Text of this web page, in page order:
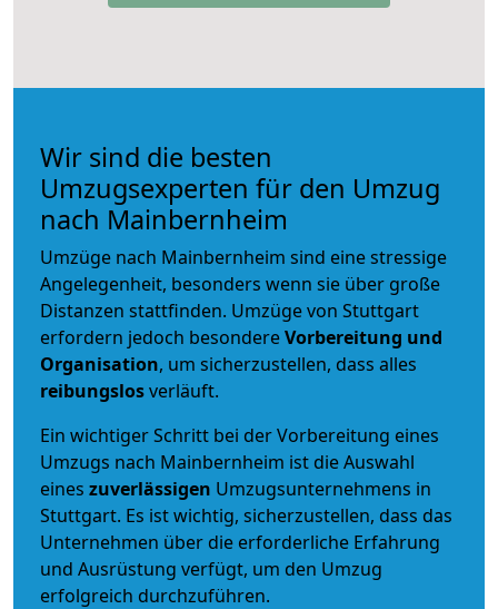
Wir sind die besten
Umzugsexperten für den Umzug
nach Mainbernheim
Umzüge nach Mainbernheim sind eine stressige
Angelegenheit, besonders wenn sie über große
Distanzen stattfinden. Umzüge von Stuttgart
erfordern jedoch besondereVorbereitung und
Organisation, um sicherzustellen, dass alles
reibungslosverläuft.
Ein wichtiger Schritt bei der Vorbereitung eines
Umzugs nach Mainbernheim ist die Auswahl
eines zuverlässigen Umzugsunternehmens in
Stuttgart. Es ist wichtig, sicherzustellen, dass das
Unternehmen über die erforderliche Erfahrung
und Ausrüstung verfügt, um den Umzug
erfolgreich durchzuführen.